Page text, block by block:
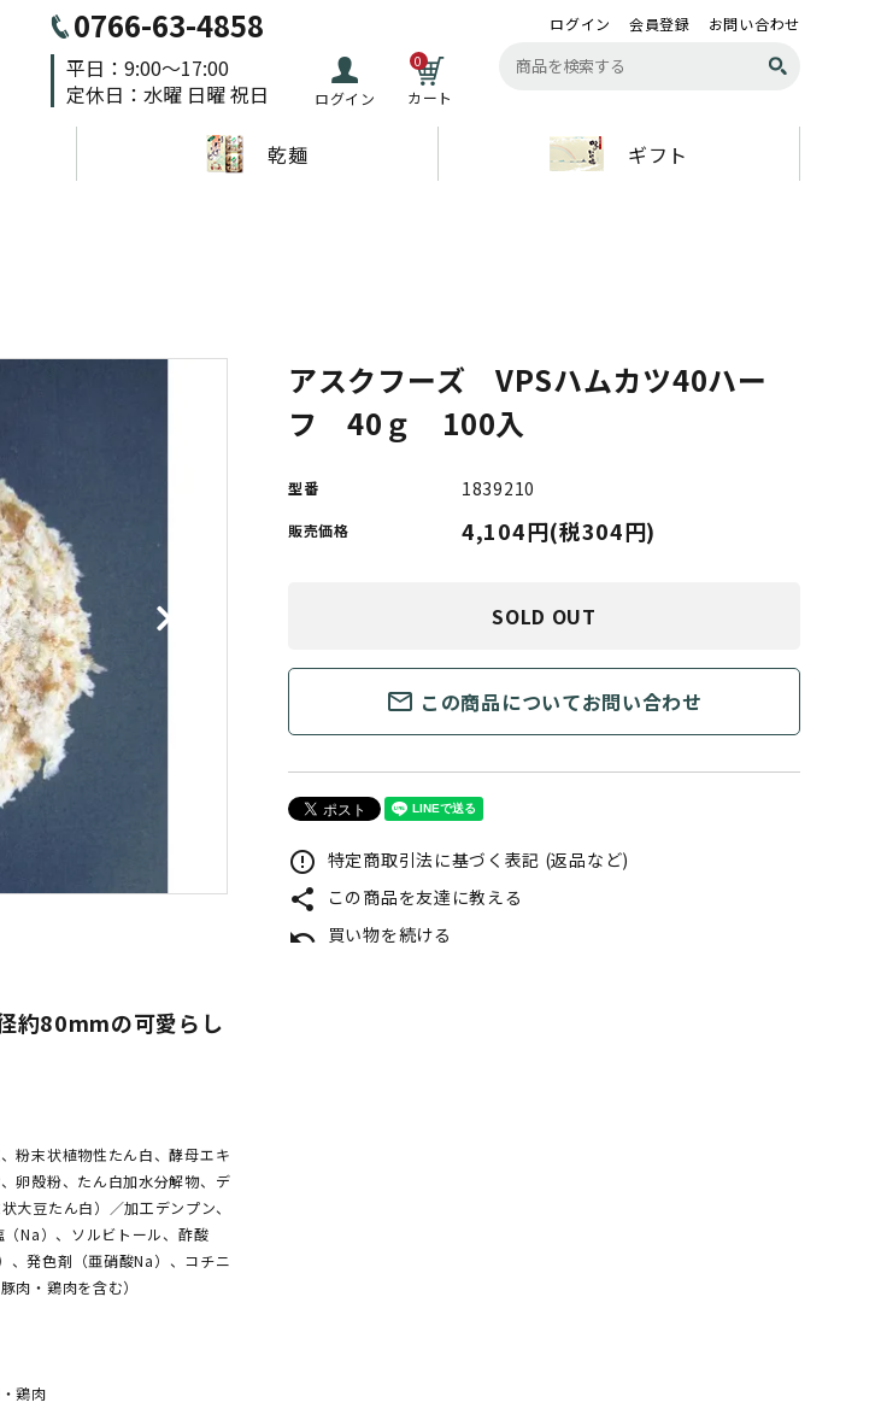
ログイン 会員登録 お問い合わせ
0766-63-4858
平日：9:00～17:00
定休日：水曜 日曜 祝日
ログイン
0
カート
乾麺 ギフト
約80mmの可愛らし
粉末状植物性たん白、酵母エキ
卵殻粉、たん白加水分解物、デ
大豆たん白）／加工デンプン、
Na）、ソルビトール、酢酸
、発色剤（亜硝酸Na）、コチニ
肉・鶏肉を含む）
鶏肉
アスクフーズ VPSハムカツ40ハー
フ 40ｇ 100入
型番 1839210
販売価格 4,104円(税304円)
SOLD OUT
mail_outline この商品についてお問い合わせ
error_outline 特定商取引法に基づく表記 (返品など)
share この商品を友達に教える
undo 買い物を続ける